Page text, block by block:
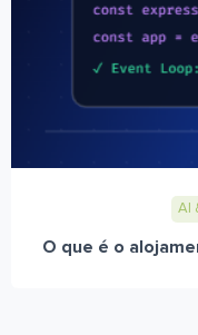
AI
O que é o